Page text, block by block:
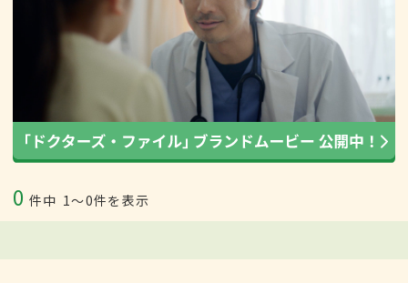
0 件中 1〜0件を表示